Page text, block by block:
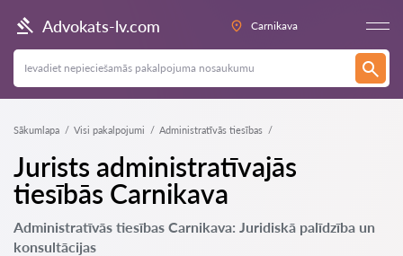
Advokats-lv.com Carnikava
Sākumlapa Visi pakalpojumi Administratīvās tiesības
Jurists administratīvajās
tiesībās Carnikava
Administratīvās tiesības Carnikava: Juridiskā palīdzība un
konsultācijas